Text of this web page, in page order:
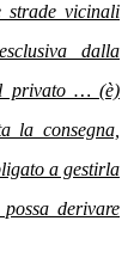
strade vicinali
dalla
privato … (è)
la consegna,
a gestirla
derivare